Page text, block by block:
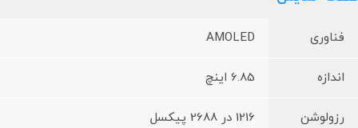
فناوری AMOLED
اندازه 6.85 اینچ
رزولوشن 1216 در 2688 پیکسل